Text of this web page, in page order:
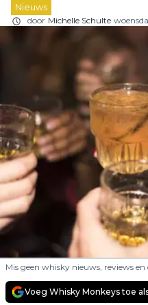
Nieuws
door Michelle Schulte
Mis geen whisky nieuws, reviews en
Voeg Whisky Monkeys toe